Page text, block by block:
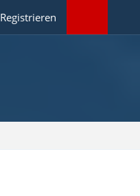
Registrieren